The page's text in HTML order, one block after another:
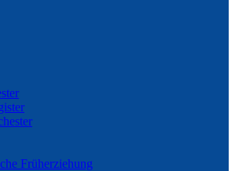
Früherziehung